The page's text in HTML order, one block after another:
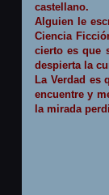
castellano.
Alguien le
Ciencia
cierto es que
despierta la
La Verdad es
encuentre y
la mirada